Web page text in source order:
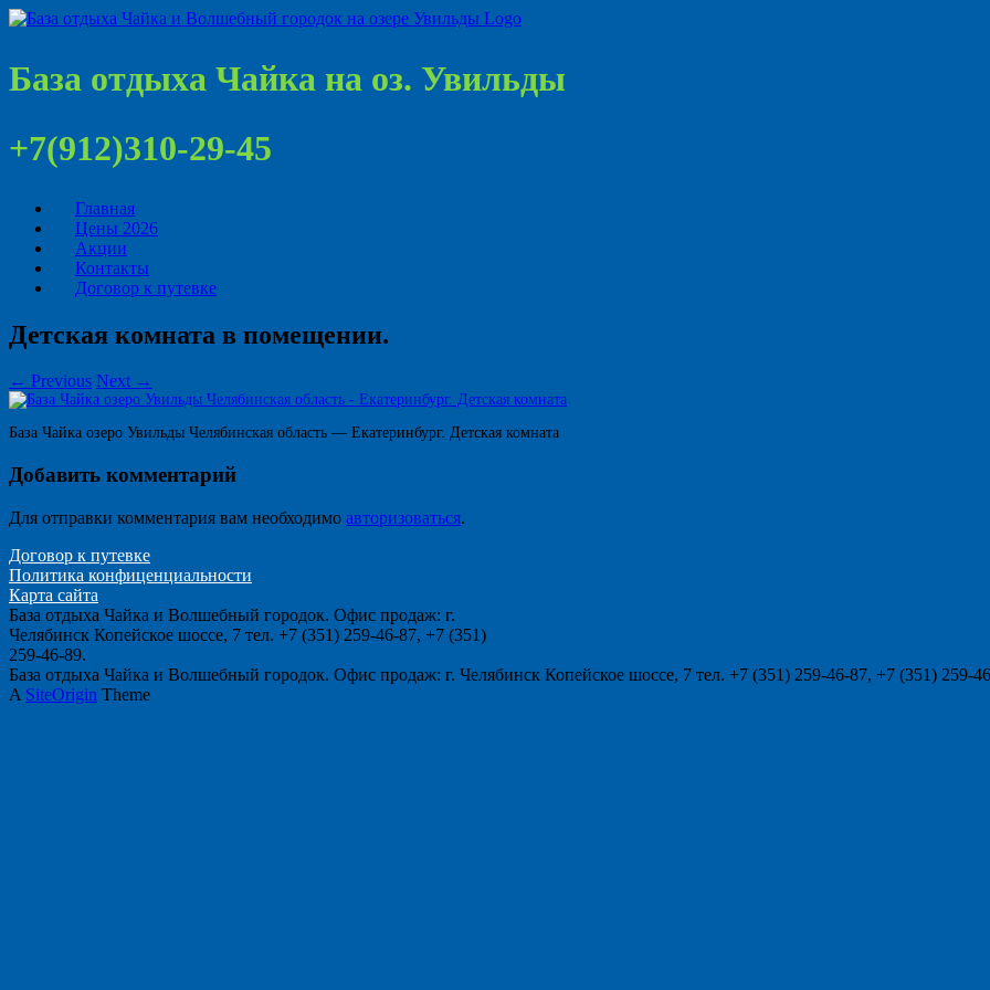
База отдыха Чайка на оз. Увильды
+7(912)310-29-45
Главная
Цены 2026
Акции
Контакты
Договор к путевке
Детская комната в помещении.
← Previous Next →
База Чайка озеро Увильды Челябинская область — Екатеринбург. Детская комната
Добавить комментарий
Для отправки комментария вам необходимо авторизоваться.
Договор к путевке
Политика конфиценциальности
Карта сайта
База отдыха Чайка и Волшебный городок. Офис продаж: г.
Челябинск Копейское шоссе, 7 тел. +7 (351) 259-46-87, +7 (351)
259-46-89.
База отдыха Чайка и Волшебный городок. Офис продаж: г. Челябинск Копейское шоссе, 7 тел. +7 (351) 259-46-87, +7 (351) 259-
A SiteOrigin Theme